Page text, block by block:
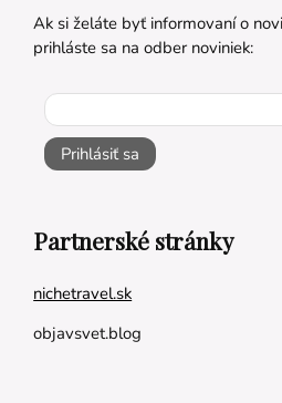
Ak si želáte byť informovaní o
prihláste sa na odber noviniek:
Prihlásiť sa
Partnerské stránky
nichetravel.sk
objavsvet.blog